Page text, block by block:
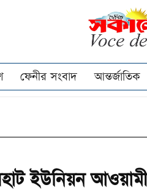
ফেনীর সংবাদ আন্তর্জাতিক
ইউনিয়ন